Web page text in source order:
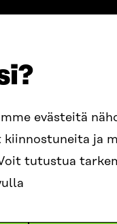
evästeitä
ja
tutustua